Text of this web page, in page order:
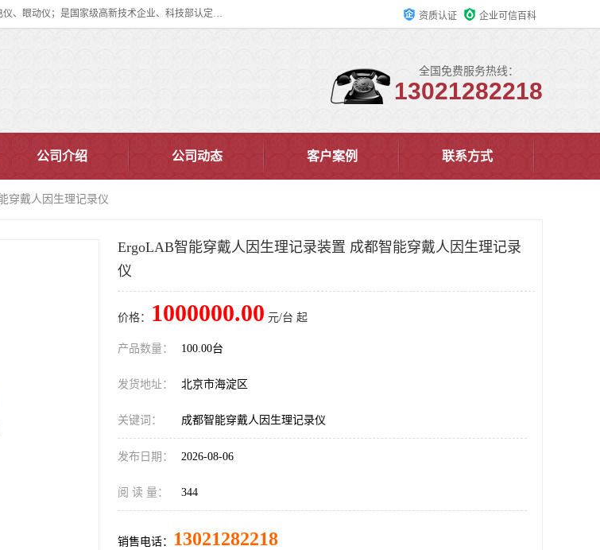
眼动仪多少钱?北京津发科技股份有限公司主营：事件相关电位仪、生理仪、肌电仪、脑电仪、皮电仪、眼动仪；是国家级高新技术企业、科技部认定的科技型中小企业和中关村高新技术企业，具备保密资格，具备自主进出口经营权；自主研发技术、产品与服务荣获多项省部级科学技术奖励、国家发明专利、国家软件著作权和省部级新技术新产品（服务）认证。 资质认证 企业可信百科
全国免费服务热线：
13021282218
公司介绍 公司动态 客户案例 联系方式
穿戴人因生理记录仪
ErgoLAB智能穿戴人因生理记录装置 成都智能穿戴人因生理记录
仪
价格： 1000000.00 元/台 起
产品数量： 100.00台
发货地址： 北京市海淀区
关键词： 成都智能穿戴人因生理记录仪
发布日期： 2026-08-06
阅 读 量： 344
销售电话： 13021282218